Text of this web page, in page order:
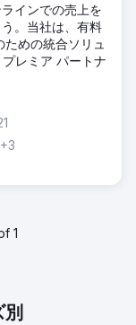
ク プロファイル
ページ外の両方
ページ 1 の 93
し、オーガニッ
ました。
インでの売上を
。当社は、有料
めの統合ソリュ
レミア パートナ
+3
1
別